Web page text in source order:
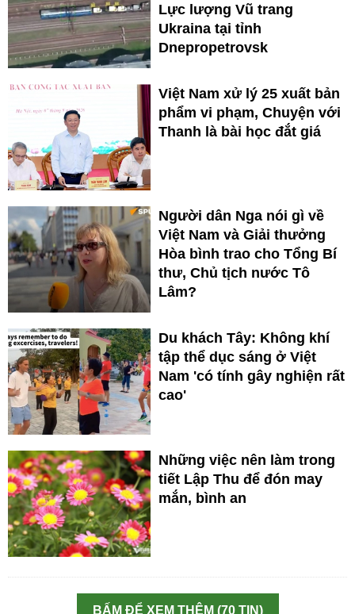
Lực lượng Vũ trang
Ukraina tại tỉnh
Dnepropetrovsk
Việt Nam xử lý 25 xuất bản
phẩm vi phạm, Chuyện với
Thanh là bài học đắt giá
Người dân Nga nói gì về
Việt Nam và Giải thưởng
Hòa bình trao cho Tổng Bí
thư, Chủ tịch nước Tô
Lâm?
Du khách Tây: Không khí
tập thể dục sáng ở Việt
Nam 'có tính gây nghiện rất
cao'
Những việc nên làm trong
tiết Lập Thu để đón may
mắn, bình an
BẤM ĐỂ XEM THÊM (70 TIN)